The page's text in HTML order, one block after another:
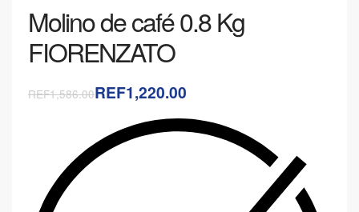
Molino de café 0.8 Kg
FIORENZATO
REF1,586.00REF1,220.00